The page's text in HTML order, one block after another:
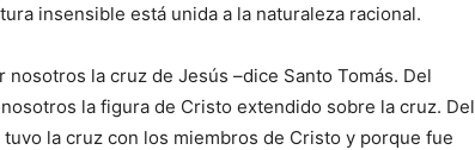
insensible está unida a la naturaleza racional.
la cruz de Jesús –dice Santo Tomás. Del
la figura de Cristo extendido sobre la cruz. Del
la cruz con los miembros de Cristo y porque fue